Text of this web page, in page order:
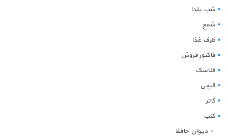
شب یلدا
شمع
ظرف غذا
فاکتور فروش
فلاسک
قیچی
کاتر
کتب
دیوان حافظ